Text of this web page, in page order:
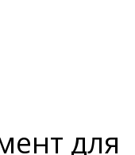
для